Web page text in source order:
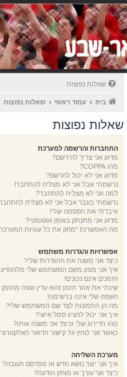
שאלות נפוצות
בית עמוד ראשי שאלות נפוצות
שאלות נפוצות
התחברות והרשמה למערכת
מדוע אני צריך להירשם?
מהו COPPA?
מדוע אני לא יכול להרשם?
נרשמתי אבל אני לא מצליח להתחבר!
למה אני לא מצליח להתחבר?
נרשמתי בעבר אבל אני לא מצליח להתחבר
איבדתי את הססמה שלי!
מדוע אני מתנתק באופן אוטומטי?
מה האפשרות “מחק את כל עוגיות
אפשרויות והגדרות משתמש
כיצד אני משנה את ההגדרות שלי?
איך אני מונע משם המשתמש שלי
הזמנים אינם נכונים!
שינתי את אזור הזמן והוא עדין שונה מהזמן
השפה שלי אינה ברשימה!
מה הן התמונות לצד שם המשתמש שלי?
איך אני יכול להציג סמל אישי?
מהו הדירוג שלי וכיצד אני משנה אותו?
כאשר אני לוחץ על קישור הדואר
מערכת השליחה
איך אני יוצר נושא חדש או מפרסם תגובה?
כיצד אני עורך או מוחק הודעה?